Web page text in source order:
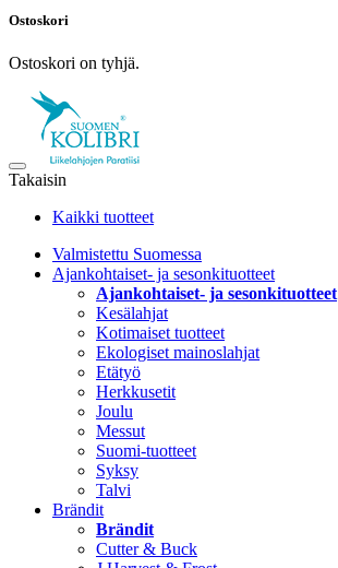
Ostoskori
Ostoskori on tyhjä.
Takaisin
Kaikki tuotteet
Valmistettu Suomessa
Ajankohtaiset- ja sesonkituotteet
Ajankohtaiset- ja sesonkituotteet
Kesälahjat
Kotimaiset tuotteet
Ekologiset mainoslahjat
Etätyö
Herkkusetit
Joulu
Messut
Suomi-tuotteet
Syksy
Talvi
Brändit
Brändit
Cutter & Buck